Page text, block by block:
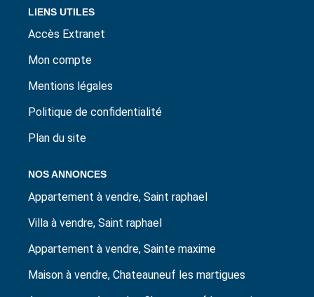
LIENS UTILES
Accès Extranet
Mon compte
Mentions légales
Politique de confidentialité
Plan du site
NOS ANNONCES
Appartement à vendre, Saint raphael
Villa à vendre, Saint raphael
Appartement à vendre, Sainte maxime
Maison à vendre, Chateauneuf les martigues